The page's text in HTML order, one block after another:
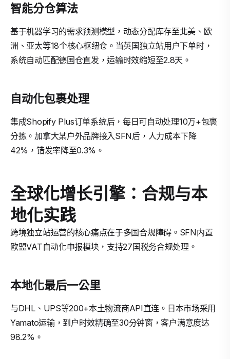
智能分仓算法
基于机器学习的需求预测模型，动态分配库存至北美、欧
洲、亚太等18个核心枢纽仓。当英国独立站用户下单时，
系统自动匹配德国仓直发，运输时效缩短至2.8天。
自动化包裹处理
集成Shopify Plus订单系统后，每日可自动处理10万+包裹
分拣。加拿大某户外品牌接入SFN后，人力成本下降
42%，错发率降至0.3%。
全球化增长引擎：合规与本
地化实践
跨境独立站运营的核心痛点在于多国合规障碍。SFN内置
欧盟VAT自动化申报模块，支持27国税务合规处理。
本地化最后一公里
与DHL、UPS等200+本土物流商API直连。日本市场采用
Yamato运输，到户时效精确至30分钟窗，客户满意度达
98.2%。